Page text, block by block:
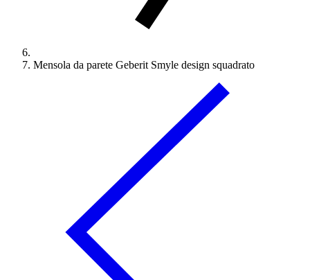
Mensola da parete Geberit Smyle design squadrato